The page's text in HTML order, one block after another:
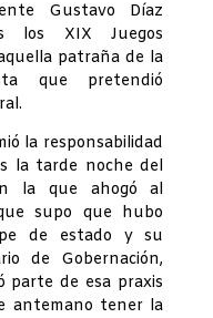
Gustavo Díaz
los XIX Juegos
patraña de la
que pretendió
la responsabilidad
la tarde noche del
la que ahogó al
supo que hubo
de estado y su
de Gobernación,
parte de esa praxis
antemano tener la